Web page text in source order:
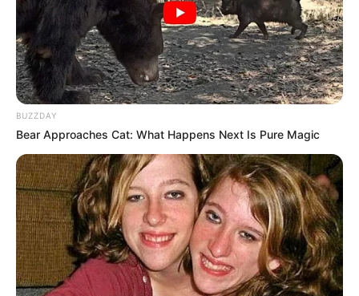
BUZZDAY
Bear Approaches Cat: What Happens Next Is Pure Magic